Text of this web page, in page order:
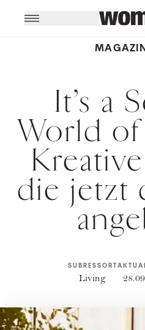
It’s a
World
die jetzt
SUBRESSORT
Living